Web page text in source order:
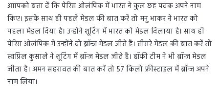
आापको बता दें कि पेरिस ओलंपिक में भारत ने कुल छह पदक अपने नाम
किए। इसके साथ ही पहले मेडल की बात करें तो मनु भाकर ने भारत को
पहला मेडल दिया है। उन्होंने शूटिंग में भारत को मेडल दिलाया है। साथ ही
पेरिस ओलंपिक में उन्होंने दो ब्रॉन्ज मेडल जीते हैं। तीसरे मेडल की बात करें तो
स्वप्निल कुसाले ने शूटिंग में ब्रॉन्ज मेडल जीते हैं। हॉकी टीम ने भी ब्रॉन्ज मेडल
जीता है। अमन सहरावत की बात करें तो 57 किलो फ्रीस्टाइल में ब्रॉन्ज अपने
नाम लिया।